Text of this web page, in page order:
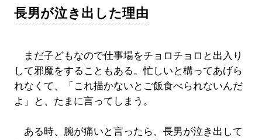
長男が泣き出した理由
まだ子どもなので仕事場をチョロチョロと出入り
して邪魔をすることもある。忙しいと構ってあげら
れなくて、「これ描かないとご飯食べられないんだ
よ」と、たまに言ってしまう。
ある時、腕が痛いと言ったら、長男が泣き出して